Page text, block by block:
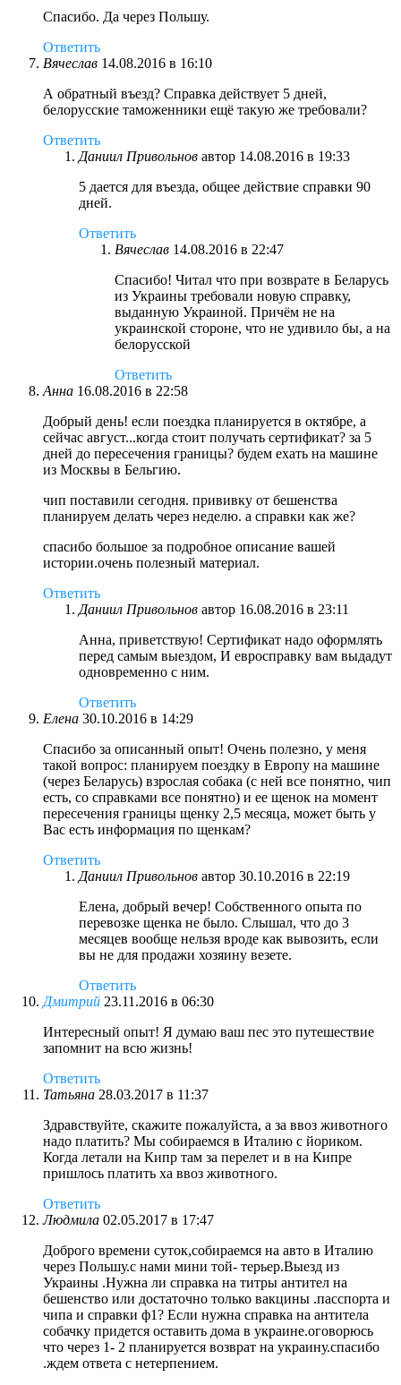
Спасибо. Да через Польшу.
Ответить
Вячеслав 14.08.2016 в 16:10
А обратный въезд? Справка действует 5 дней,
белорусские таможенники ещё такую же требовали?
Ответить
Даниил Привольнов автор 14.08.2016 в 19:33
5 дается для въезда, общее действие справки 90
дней.
Ответить
Вячеслав 14.08.2016 в 22:47
Спасибо! Читал что при возврате в Беларусь
из Украины требовали новую справку,
выданную Украиной. Причём не на
украинской стороне, что не удивило бы, а на
белорусской
Ответить
Анна 16.08.2016 в 22:58
Добрый день! если поездка планируется в октябре, а
сейчас август...когда стоит получать сертификат? за 5
дней до пересечения границы? будем ехать на машине
из Москвы в Бельгию.
чип поставили сегодня. прививку от бешенства
планируем делать через неделю. а справки как же?
спасибо большое за подробное описание вашей
истории.очень полезный материал.
Ответить
Даниил Привольнов автор 16.08.2016 в 23:11
Анна, приветствую! Сертификат надо оформлять
перед самым выездом, И евросправку вам выдадут
одновременно с ним.
Ответить
Елена 30.10.2016 в 14:29
Спасибо за описанный опыт! Очень полезно, у меня
такой вопрос: планируем поездку в Европу на машине
(через Беларусь) взрослая собака (с ней все понятно, чип
есть, со справками все понятно) и ее щенок на момент
пересечения границы щенку 2,5 месяца, может быть у
Вас есть информация по щенкам?
Ответить
Даниил Привольнов автор 30.10.2016 в 22:19
Елена, добрый вечер! Собственного опыта по
перевозке щенка не было. Слышал, что до 3
месяцев вообще нельзя вроде как вывозить, если
вы не для продажи хозяину везете.
Ответить
Дмитрий 23.11.2016 в 06:30
Интересный опыт! Я думаю ваш пес это путешествие
запомнит на всю жизнь!
Ответить
Татьяна 28.03.2017 в 11:37
Здравствуйте, скажите пожалуйста, а за ввоз животного
надо платить? Мы собираемся в Италию с йориком.
Когда летали на Кипр там за перелет и в на Кипре
пришлось платить ха ввоз животного.
Ответить
Людмила 02.05.2017 в 17:47
Доброго времени суток,собираемся на авто в Италию
через Польшу.с нами мини той- терьер.Выезд из
Украины .Нужна ли справка на титры антител на
бешенство или достаточно только вакцины .пасспорта и
чипа и справки ф1? Если нужна справка на антитела
собачку придется оставить дома в украине.оговорюсь
что через 1- 2 планируется возврат на украину.спасибо
.ждем ответа с нетерпением.